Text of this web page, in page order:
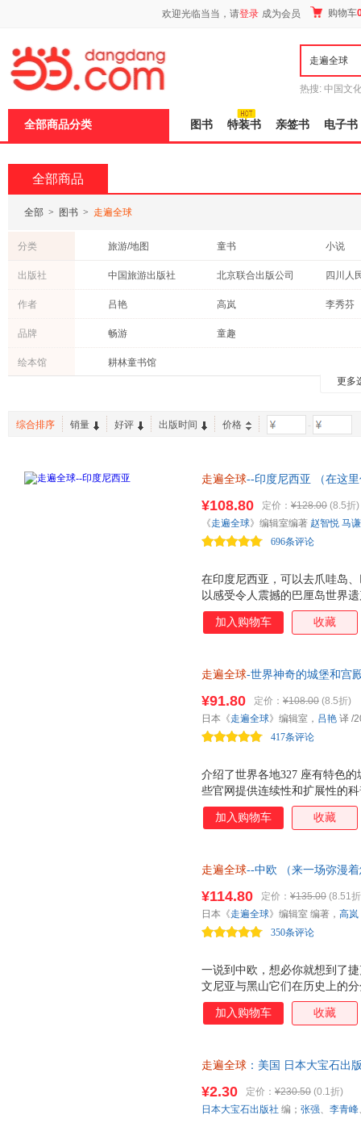
欢迎光临当当，请登录 成为会员 购物车
热搜: 中国文
全部商品分类 图书 特装书 亲签书 电子书
全部商品
全部 > 图书 > 走遍全球
分类 旅游/地图 童书
小说
中小学用书
青春文学
科普读
古籍
管理
计算机/网络
出版社 中国旅游出版社 北京联合出版公司
四川人
人民邮电出版社
化学工业出版社
海豚出
武汉出版社
重庆出
新华出版社
贵州人民出版社
清华大
山东省地图出版社
江西教育出版社
江苏美
作者 吕艳 高岚
李秀芬
周莉
张雅楠
托马斯·布热齐纳
斯蒂芬.沃特豪斯
乔纳森·
品牌 畅游 童趣
绘本馆
耕林童书馆
更多
综合排序 销量 好评 出版时间 价格 -
走遍全球--印度尼西亚 （在这
在印度尼西亚，可以去爪哇岛
以感受令人震撼的巴厘岛世界
邦加岛、勿里洞岛浮潜 这里的
到这片宛如奇迹般存在的绝景
¥108.80 定价： ¥128.00 (8.5折)
696条评论
《走遍全球》编辑室编著 赵智悦 马谦
加入购物车 收藏
走遍全球-世界神奇的城堡和宫
介绍了世界各地327 座有特色
些官网提供连续性和扩展性的
上为数不多的以精美彩插的图
有很好的收藏性、阅读性和欣
¥91.80 定价： ¥108.00 (8.5折)
417条评论
日本《走遍全球》编辑室， 吕艳 译 /
加入购物车 收藏
走遍全球--中欧 （来一场弥漫
一说到中欧，想必你就想到了
文尼亚与黑山它们在历史上的
利、波斯尼亚和黑塞哥维那、
等国家。中欧是一片很有魅力
人堡一站，可以眺望到令人震
固的城墙所包围，不管从哪个
游戏》里君临城的取景地而火
¥114.80 定价： ¥135.00 (8.51
350条评论
日本《走遍全球》编辑室 编著， 高岚
加入购物车 收藏
走遍全球 ：美国 日本大宝石出
换】
¥2.30 定价： ¥230.50 (0.1折)
日本大宝石出版社 编； 张强、 李青峰
页
加